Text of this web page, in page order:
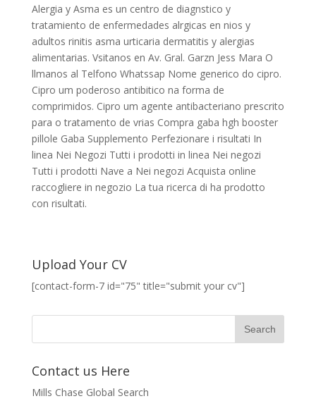
Alergia y Asma es un centro de diagnstico y
tratamiento de enfermedades alrgicas en nios y
adultos rinitis asma urticaria dermatitis y alergias
alimentarias. Vsitanos en Av. Gral. Garzn Jess Mara O
llmanos al Telfono Whatssap Nome generico do cipro.
Cipro um poderoso antibitico na forma de
comprimidos. Cipro um agente antibacteriano prescrito
para o tratamento de vrias Compra gaba hgh booster
pillole Gaba Supplemento Perfezionare i risultati In
linea Nei Negozi Tutti i prodotti in linea Nei negozi
Tutti i prodotti Nave a Nei negozi Acquista online
raccogliere in negozio La tua ricerca di ha prodotto
con risultati.
Upload Your CV
[contact-form-7 id="75" title="submit your cv"]
Contact us Here
Mills Chase Global Search